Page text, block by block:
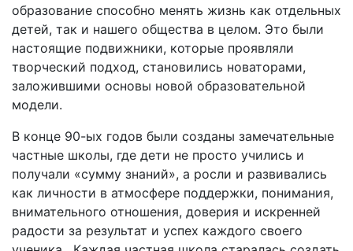
образование способно менять жизнь как отдельных
детей, так и нашего общества в целом. Это были
настоящие подвижники, которые проявляли
творческий подход, становились новаторами,
заложившими основы новой образовательной
модели.
В конце 90-ых годов были созданы замечательные
частные школы, где дети не просто учились и
получали «сумму знаний», а росли и развивались
как личности в атмосфере поддержки, понимания,
внимательного отношения, доверия и искренней
радости за результат и успех каждого своего